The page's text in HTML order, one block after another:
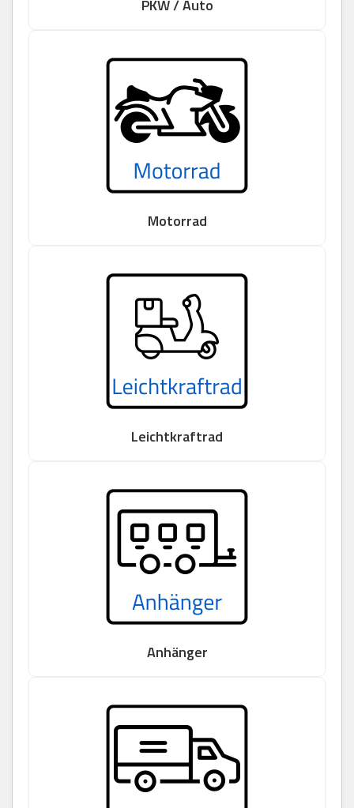
PKW / Auto
Motorrad
Leichtkraftrad
Anhänger